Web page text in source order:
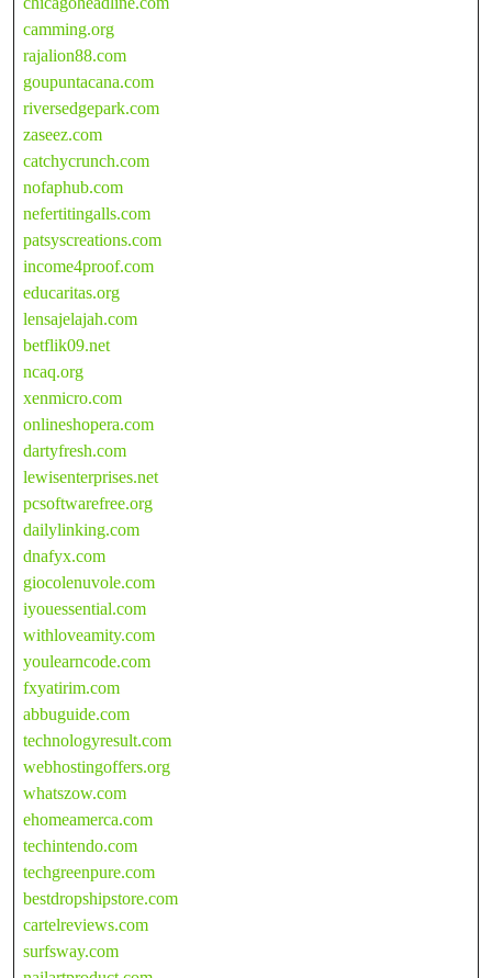
camming.org
rajalion88.com
goupuntacana.com
riversedgepark.com
zaseez.com
catchycrunch.com
nofaphub.com
nefertitingalls.com
patsyscreations.com
income4proof.com
educaritas.org
lensajelajah.com
betflik09.net
ncaq.org
xenmicro.com
onlineshopera.com
dartyfresh.com
lewisenterprises.net
pcsoftwarefree.org
dailylinking.com
dnafyx.com
giocolenuvole.com
iyouessential.com
withloveamity.com
youlearncode.com
fxyatirim.com
abbuguide.com
technologyresult.com
webhostingoffers.org
whatszow.com
ehomeamerca.com
techintendo.com
techgreenpure.com
bestdropshipstore.com
cartelreviews.com
surfsway.com